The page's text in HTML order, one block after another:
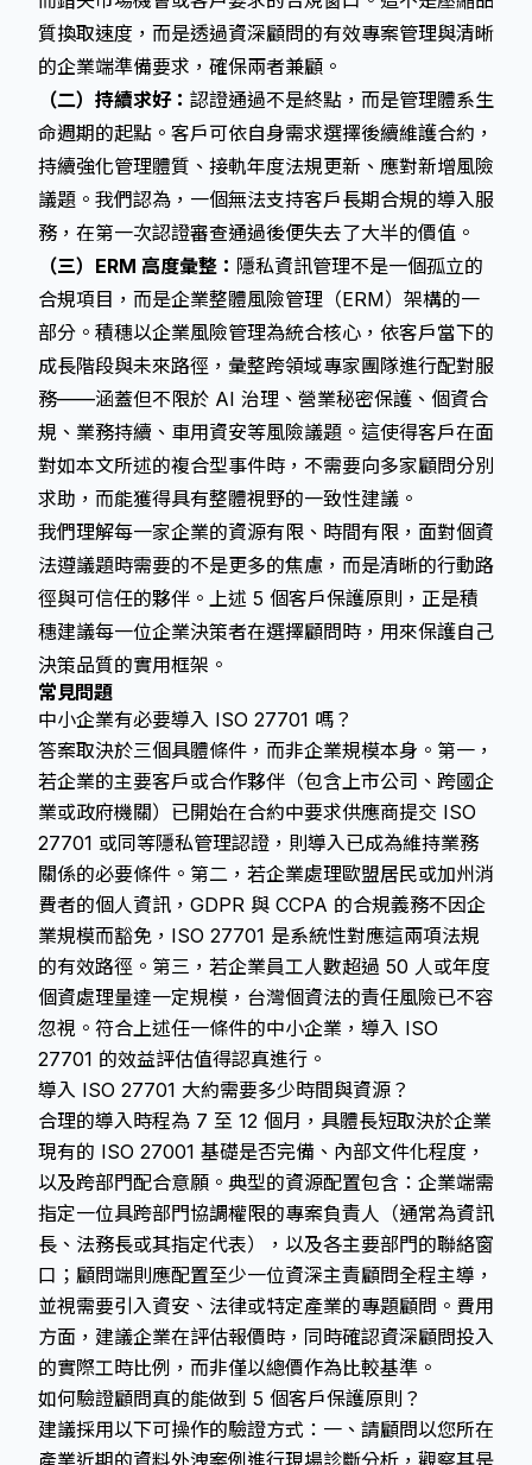
質換取速度，而是透過資深顧問的有效專案管理與清晰
的企業端準備要求，確保兩者兼顧。
（二）持續求好： 認證通過不是終點，而是管理體系生
命週期的起點。客戶可依自身需求選擇後續維護合約，
持續強化管理體質、接軌年度法規更新、應對新增風險
議題。我們認為，一個無法支持客戶長期合規的導入服
務，在第一次認證審查通過後便失去了大半的價值。
（三）ERM 高度彙整： 隱私資訊管理不是一個孤立的
合規項目，而是企業整體風險管理（ERM）架構的一
部分。積穗以企業風險管理為統合核心，依客戶當下的
成長階段與未來路徑，彙整跨領域專家團隊進行配對服
務——涵蓋但不限於 AI 治理、營業秘密保護、個資合
規、業務持續、車用資安等風險議題。這使得客戶在面
對如本文所述的複合型事件時，不需要向多家顧問分別
求助，而能獲得具有整體視野的一致性建議。
我們理解每一家企業的資源有限、時間有限，面對個資
法遵議題時需要的不是更多的焦慮，而是清晰的行動路
徑與可信任的夥伴。上述 5 個客戶保護原則，正是積
穗建議每一位企業決策者在選擇顧問時，用來保護自己
決策品質的實用框架。
常見問題
中小企業有必要導入 ISO 27701 嗎？
答案取決於三個具體條件，而非企業規模本身。第一，
若企業的主要客戶或合作夥伴（包含上市公司、跨國企
業或政府機關）已開始在合約中要求供應商提交 ISO
27701 或同等隱私管理認證，則導入已成為維持業務
關係的必要條件。第二，若企業處理歐盟居民或加州消
費者的個人資訊，GDPR 與 CCPA 的合規義務不因企
業規模而豁免，ISO 27701 是系統性對應這兩項法規
的有效路徑。第三，若企業員工人數超過 50 人或年度
個資處理量達一定規模，台灣個資法的責任風險已不容
忽視。符合上述任一條件的中小企業，導入 ISO
27701 的效益評估值得認真進行。
導入 ISO 27701 大約需要多少時間與資源？
合理的導入時程為 7 至 12 個月，具體長短取決於企業
現有的 ISO 27001 基礎是否完備、內部文件化程度，
以及跨部門配合意願。典型的資源配置包含：企業端需
指定一位具跨部門協調權限的專案負責人（通常為資訊
長、法務長或其指定代表），以及各主要部門的聯絡窗
口；顧問端則應配置至少一位資深主責顧問全程主導，
並視需要引入資安、法律或特定產業的專題顧問。費用
方面，建議企業在評估報價時，同時確認資深顧問投入
的實際工時比例，而非僅以總價作為比較基準。
如何驗證顧問真的能做到 5 個客戶保護原則？
建議採用以下可操作的驗證方式：一、請顧問以您所在
產業近期的資料外洩案例進行現場診斷分析，觀察其是